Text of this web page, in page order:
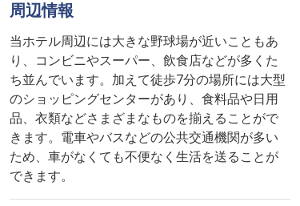
周辺情報
当ホテル周辺には大きな野球場が近いこともあ
り、コンビニやスーパー、飲食店などが多くた
ち並んでいます。加えて徒歩7分の場所には大型
のショッピングセンターがあり、食料品や日用
品、衣類などさまざまなものを揃えることがで
きます。電車やバスなどの公共交通機関が多い
ため、車がなくても不便なく生活を送ることが
できます。